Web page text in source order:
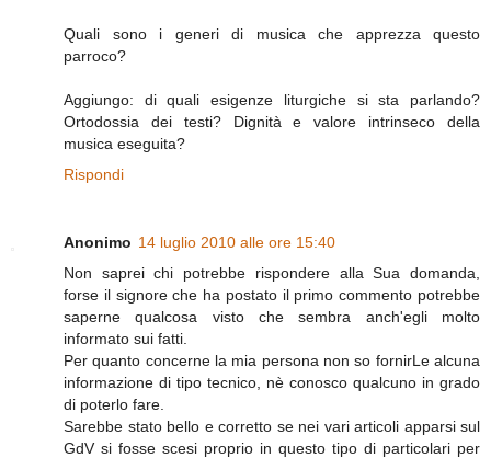
Quali sono i generi di musica che apprezza questo
parroco?
Aggiungo: di quali esigenze liturgiche si sta parlando?
Ortodossia dei testi? Dignità e valore intrinseco della
musica eseguita?
Rispondi
Anonimo 14 luglio 2010 alle ore 15:40
Non saprei chi potrebbe rispondere alla Sua domanda,
forse il signore che ha postato il primo commento potrebbe
saperne qualcosa visto che sembra anch'egli molto
informato sui fatti.
Per quanto concerne la mia persona non so fornirLe alcuna
informazione di tipo tecnico, nè conosco qualcuno in grado
di poterlo fare.
Sarebbe stato bello e corretto se nei vari articoli apparsi sul
GdV si fosse scesi proprio in questo tipo di particolari per